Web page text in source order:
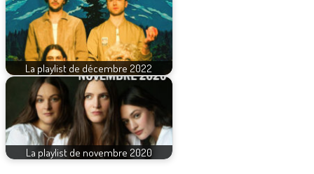
La playlist de décembre 2022
La playlist de novembre 2020